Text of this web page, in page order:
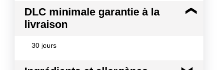
DLC minimale garantie à la
livraison
30 jours